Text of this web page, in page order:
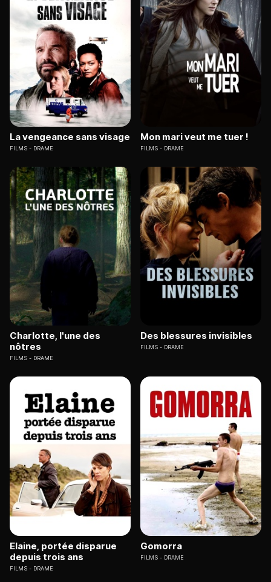
La vengeance sans visage
FILMS DRAME
Mon mari veut me tuer !
FILMS DRAME
Charlotte, l'une des
nôtres
FILMS DRAME
Des blessures invisibles
FILMS DRAME
Elaine, portée disparue
depuis trois ans
FILMS DRAME
Gomorra
FILMS DRAME